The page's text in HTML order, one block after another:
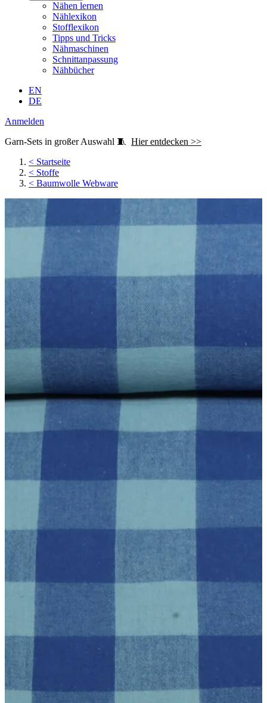
Nähen lernen
Nählexikon
Stofflexikon
Tipps und Tricks
Nähmaschinen
Schnittanpassung
Nähbücher
EN
DE
Anmelden
Garn-Sets in großer Auswahl 🧵 Hier entdecken >>
< Startseite
< Stoffe
< Baumwolle Webware